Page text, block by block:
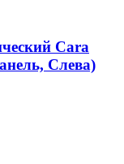
Сara
Слева)